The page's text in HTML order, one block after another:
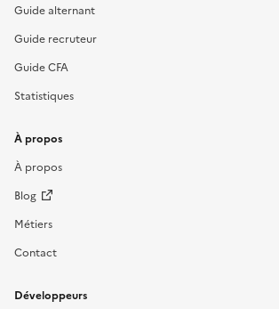
Guide alternant
Guide recruteur
Guide CFA
Statistiques
À propos
À propos
Blog
Métiers
Contact
Développeurs